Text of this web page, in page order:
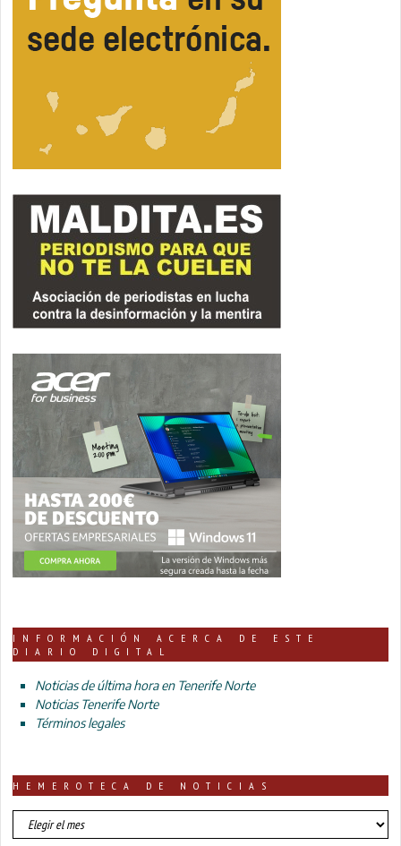
INFORMACIÓN ACERCA DE ESTE
DIARIO DIGITAL
Noticias de última hora en Tenerife Norte
Noticias Tenerife Norte
Términos legales
HEMEROTECA DE NOTICIAS
HEMEROTECA
DE